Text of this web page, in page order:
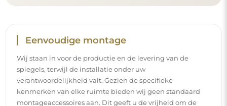
Eenvoudige montage
Wij staan in voor de productie en de levering van de
spiegels, terwijl de installatie onder uw
verantwoordelijkheid valt. Gezien de specifieke
kenmerken van elke ruimte bieden wij geen standaard
montageaccessoires aan. Dit geeft u de vrijheid om de